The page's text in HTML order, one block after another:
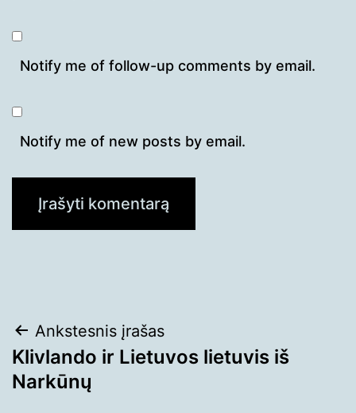
Notify me of follow-up comments by email.
Notify me of new posts by email.
Navigacija
tarp
Ankstesnis įrašas
Klivlando ir Lietuvos lietuvis iš
Narkūnų